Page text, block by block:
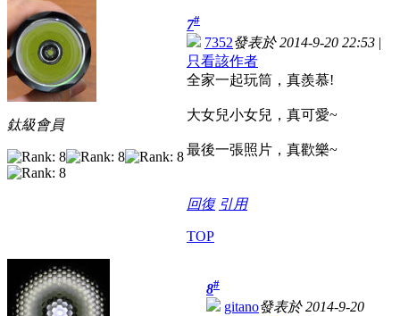
鈦級會員
7#
7352發表於 2014-9-20 22:53 |
只看該作者
全家一起玩筒，真羨慕!
大女兒小女兒，真可愛~
最後一張照片，真歡樂~
回復 引用
TOP
8#
gitano發表於 2014-9-20